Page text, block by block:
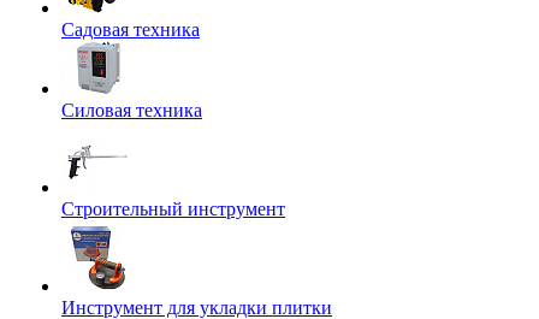
Садовая техника
Силовая техника
Строительный инструмент
Инструмент для укладки плитки